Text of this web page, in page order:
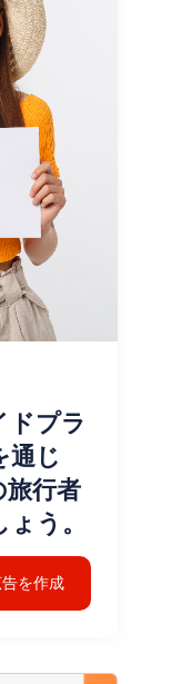
ドプラ
通じ
行者
う。
を作成